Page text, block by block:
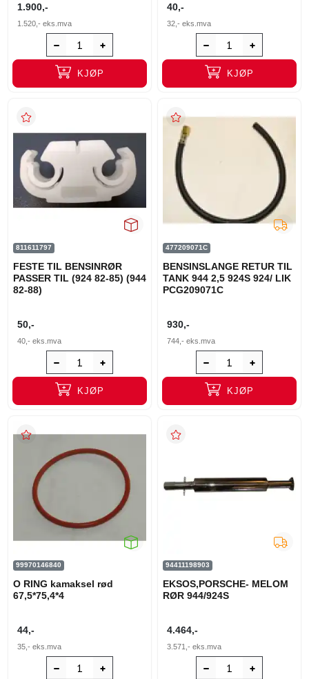
1.900,-
1.520,- eks.mva
KJØP
40,-
32,- eks.mva
KJØP
811611797
FESTE TIL BENSINRØR
PASSER TIL (924 82-85) (944
82-88)
50,-
40,- eks.mva
KJØP
477209071C
BENSINSLANGE RETUR TIL
TANK 944 2,5 924S 924/ LIK
PCG209071C
930,-
744,- eks.mva
KJØP
99970146840
O RING kamaksel rød
67,5*75,4*4
44,-
35,- eks.mva
94411198903
EKSOS,PORSCHE- MELOM
RØR 944/924S
4.464,-
3.571,- eks.mva